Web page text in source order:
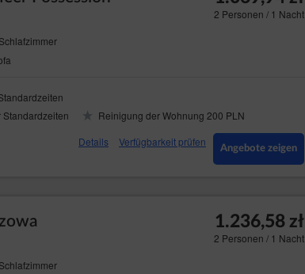
2 Personen / 1 Nacht
Reinigung der Wohnung 200 PLN
Details Verfügbarkeit prüfen
Angebote zeigen
1.236,58 zł
2 Personen / 1 Nacht